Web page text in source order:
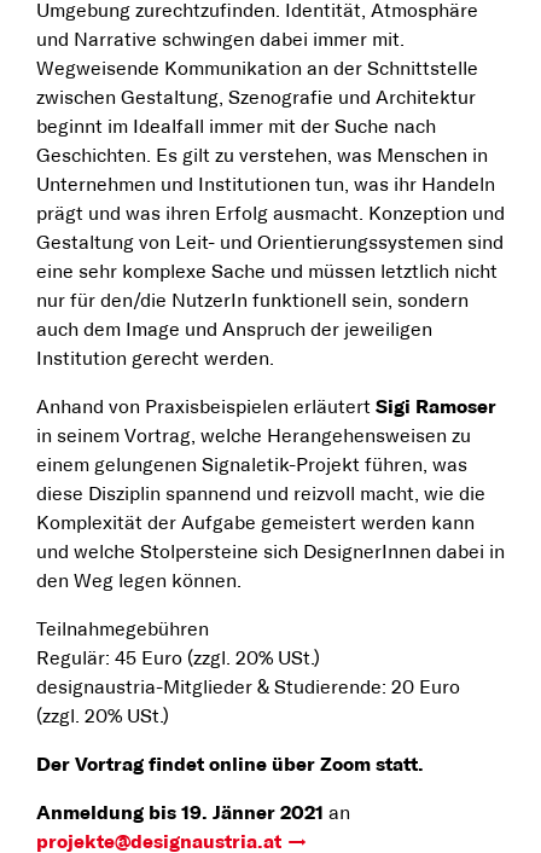
Umgebung zurechtzufinden. Identität, Atmosphäre
und Narrative schwingen dabei immer mit.
Wegweisende Kommunikation an der Schnittstelle
zwischen Gestaltung, Szenografie und Architektur
beginnt im Idealfall immer mit der Suche nach
Geschichten. Es gilt zu verstehen, was Menschen in
Unternehmen und Institutionen tun, was ihr Handeln
prägt und was ihren Erfolg ausmacht. Konzeption und
Gestaltung von Leit- und Orientierungssystemen sind
eine sehr komplexe Sache und müssen letztlich nicht
nur für den/die NutzerIn funktionell sein, sondern
auch dem Image und Anspruch der jeweiligen
Institution gerecht werden.
Anhand von Praxisbeispielen erläutert Sigi Ramoser
in seinem Vortrag, welche Herangehensweisen zu
einem gelungenen Signaletik-Projekt führen, was
diese Disziplin spannend und reizvoll macht, wie die
Komplexität der Aufgabe gemeistert werden kann
und welche Stolpersteine sich DesignerInnen dabei in
den Weg legen können.
Teilnahmegebühren
Regulär: 45 Euro (zzgl. 20% USt.)
designaustria-Mitglieder & Studierende: 20 Euro
(zzgl. 20% USt.)
Der Vortrag findet online über Zoom statt.
Anmeldung bis 19. Jänner 2021 an
projekte@designaustria.at